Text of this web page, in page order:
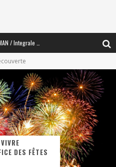
« Mon Village Révolté » - Combattre un Projet !
« Le Béton et le Bambou / Propositions pour Mayotte et le Monde. » - Améliorations !
DES FÊTES